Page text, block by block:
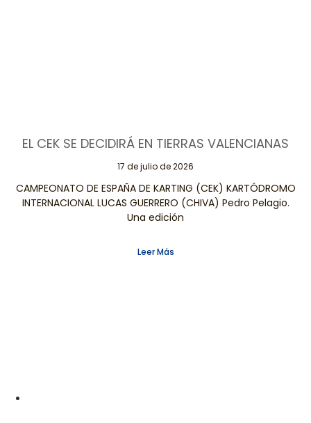
EL CEK SE DECIDIRÁ EN TIERRAS VALENCIANAS
17 de julio de 2026
CAMPEONATO DE ESPAÑA DE KARTING (CEK) KARTÓDROMO
INTERNACIONAL LUCAS GUERRERO (CHIVA) Pedro Pelagio.
Una edición
Leer Más